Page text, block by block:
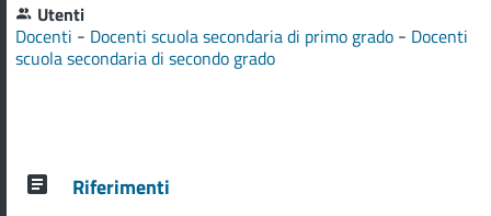
Utenti
Docenti - Docenti scuola secondaria di primo grado - Docenti
scuola secondaria di secondo grado
Riferimenti